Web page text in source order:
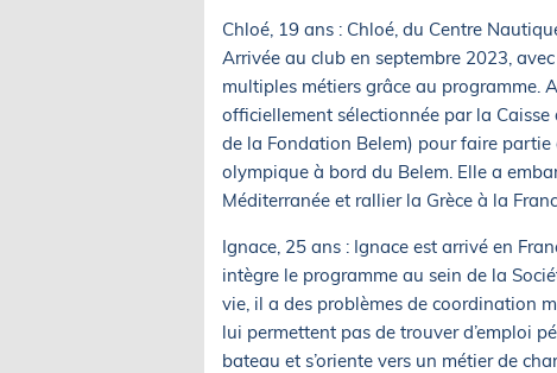
Chloé, 19 ans : Chloé, du Centre
Arrivée au club en septembre 2023,
multiples métiers grâce au programme.
officiellement sélectionnée par la
de la Fondation Belem) pour faire
olympique à bord du Belem. Elle a
Méditerranée et rallier la Grèce à la
Ignace, 25 ans : Ignace est arrivé en
intègre le programme au sein de la
vie, il a des problèmes de coordination
lui permettent pas de trouver d’emploi
bateau et s’oriente vers un métier de